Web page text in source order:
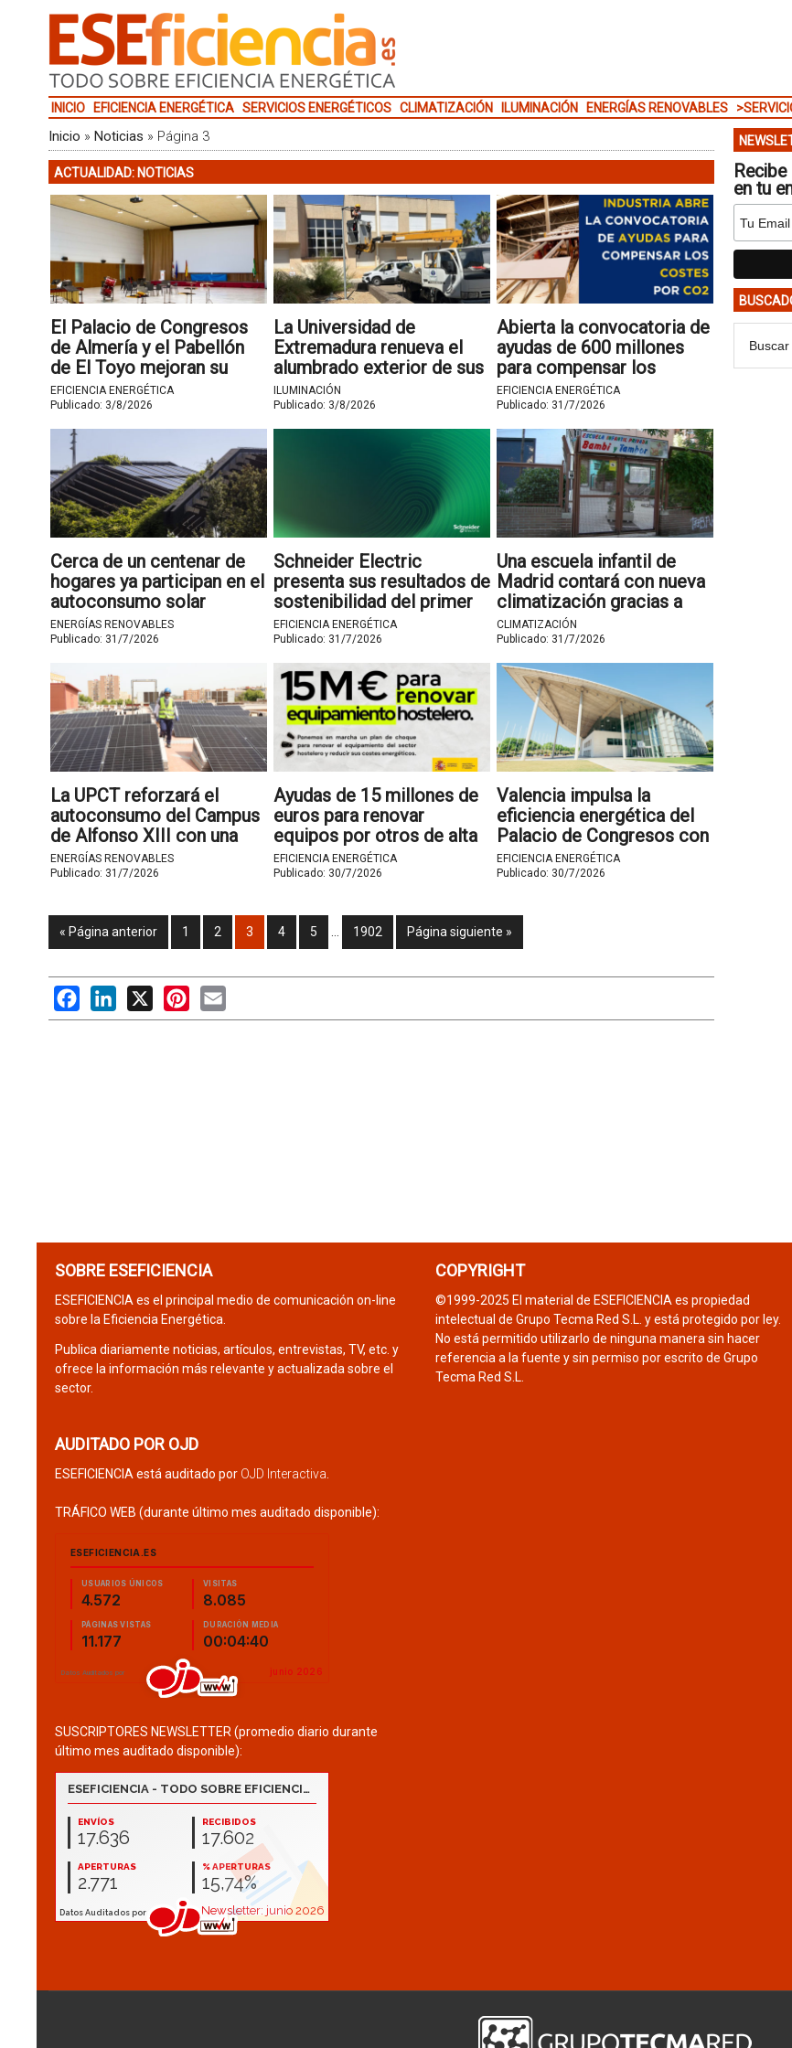
INICIO EFICIENCIA ENERGÉTICA SERVICIOS ENERGÉTICOS CLIMATIZACIÓN ILUMINACIÓN ENERGÍAS RENOVABLES
Inicio » Noticias » Página 3
ACTUALIDAD: NOTICIAS
El Palacio de Congresos
de Almería y el Pabellón
de El Toyo mejoran su
calificación energética de
C a A
EFICIENCIA ENERGÉTICA
Publicado: 3/8/2026
La Universidad de
Extremadura renueva el
alumbrado exterior de sus
campus con 719
luminarias LED
ILUMINACIÓN
Publicado: 3/8/2026
Abierta la convocatoria de
ayudas de 600 millones
para compensar los
costes indirectos de CO₂
EFICIENCIA ENERGÉTICA
Publicado: 31/7/2026
Cerca de un centenar de
hogares ya participan en el
autoconsumo solar
municipal compartido de
Barcelona
ENERGÍAS RENOVABLES
Publicado: 31/7/2026
Schneider Electric
presenta sus resultados de
sostenibilidad del primer
semestre de 2026
EFICIENCIA ENERGÉTICA
Publicado: 31/7/2026
Una escuela infantil de
Madrid contará con nueva
climatización gracias a
Bosch S-COOL
CLIMATIZACIÓN
Publicado: 31/7/2026
La UPCT reforzará el
autoconsumo del Campus
de Alfonso XIII con una
planta fotovoltaica de 200
kW
ENERGÍAS RENOVABLES
Publicado: 31/7/2026
Ayudas de 15 millones de
euros para renovar
equipos por otros de alta
eficiencia energética en la
hostelería
EFICIENCIA ENERGÉTICA
Publicado: 30/7/2026
Valencia impulsa la
eficiencia energética del
Palacio de Congresos con
una inversión de 1,8
millones
EFICIENCIA ENERGÉTICA
Publicado: 30/7/2026
« Página anterior 1 2 3 4 5 1902 Página siguiente »
FacebookLinkedIn
X PinterestEmail
en tu
SOBRE ESEFICIENCIA
ESEFICIENCIA es el principal medio de comunicación on-line
sobre la Eficiencia Energética.
Publica diariamente noticias, artículos, entrevistas, TV, etc. y
ofrece la información más relevante y actualizada sobre el
sector.
AUDITADO POR OJD
ESEFICIENCIA está auditado por OJD Interactiva
TRÁFICO WEB (durante último mes auditado disponible):
SUSCRIPTORES NEWSLETTER (promedio diario durante
último mes auditado disponible):
COPYRIGHT
©1999-2025 El material de ESEFICIENCIA es propiedad
intelectual de Grupo Tecma Red S.L. y está protegido por ley.
No está permitido utilizarlo de ninguna manera sin hacer
referencia a la fuente y sin permiso por escrito de Grupo
Tecma Red S.L.